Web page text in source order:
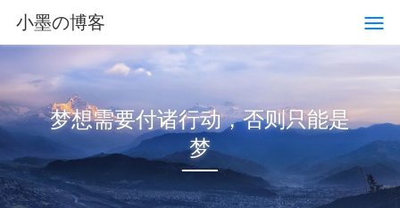
小墨の博客
梦想需要付诸行动，否则只能是
梦